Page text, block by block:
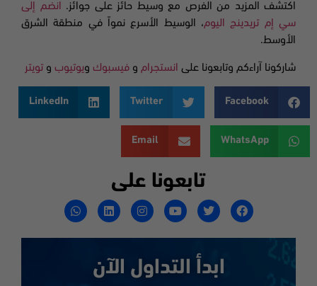
اكتشف المزيد من الفرص مع وسيط حائز على جوائز.
انضم إلى
سي إم تريدينج اليوم، الوسيط الأسرع نمواً في منطقة الشرق
الأوسط.
شاركونا آراءكم وتابعونا على انستجرام و فيسبوك ويوتيوب و تويتر
Facebook
Twitter
LinkedIn
WhatsApp
Email
تابعونا على
ابدأ التداول الآن